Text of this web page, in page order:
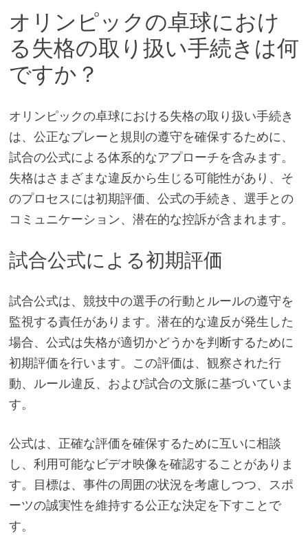
オリンピックの卓球におけ
る失格の取り扱い手続きは何
ですか？
オリンピックの卓球における失格の取り扱い手続き
は、公正なプレーと規則の遵守を確保するために、
試合の公式による体系的なアプローチを含みます。
失格はさまざまな違反から生じる可能性があり、そ
のプロセスには初期評価、公式の手続き、選手との
コミュニケーション、潜在的な控訴が含まれます。
試合公式による初期評価
試合公式は、競技中の選手の行動とルールの遵守を
監視する責任があります。潜在的な違反が発生した
場合、公式は失格が適切かどうかを判断するために
初期評価を行います。この評価は、観察された行
動、ルール違反、および試合の文脈に基づいていま
す。
公式は、正確な評価を確保するために互いに相談
し、利用可能なビデオ映像を確認することがありま
す。目標は、事件の周囲の状況を考慮しつつ、スポ
ーツの誠実性を維持する公正な決定を下すことで
す。